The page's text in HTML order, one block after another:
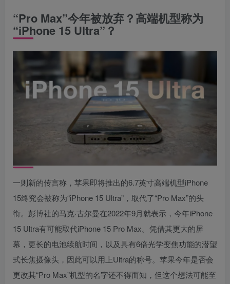
“Pro Max”今年被放弃？高端机型称为
“‌‌iPhone 15‌ Ultra”？
一则新的传言称，苹果即将推出的6.7英寸高端机型iPhone
15终究会被称为“‌‌iPhone 15‌ Ultra”，取代了“Pro Max”的头
衔。彭博社的马克·古尔曼在2022年9月就表示，今年iPhone
15 Ultra有可能取代iPhone 15 Pro Max。凭借其更大的屏
幕，更长的电池续航时间，以及具有6倍光学变焦功能的潜望
式长焦摄像头，因此可以用上Ultra的称号。苹果今年是否会
更改其“Pro Max”机型的名字还不得而知，但这个想法可能至